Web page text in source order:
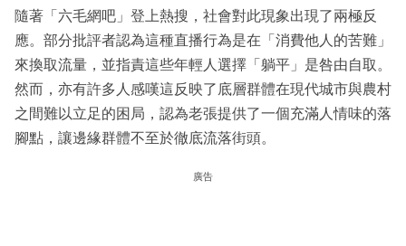
隨著「六毛網吧」登上熱搜，社會對此現象出現了兩極反
應。部分批評者認為這種直播行為是在「消費他人的苦難」
來換取流量，並指責這些年輕人選擇「躺平」是咎由自取。
然而，亦有許多人感嘆這反映了底層群體在現代城市與農村
之間難以立足的困局，認為老張提供了一個充滿人情味的落
腳點，讓邊緣群體不至於徹底流落街頭。
廣告